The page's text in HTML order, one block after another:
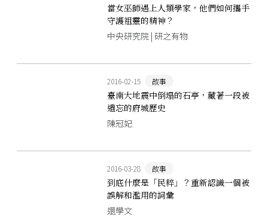
當女巫師遇上人類學家，他們如何攜手
守護祖靈的精神？
中央研究院 | 研之有物
2016-02-15 故事
臺南大地震中倒塌的石亭，藏著一段被
遺忘的府城歷史
陳冠妃
2016-03-28 故事
到底什麼是「民粹」？重新認識一個被
誤解和濫用的詞彙
還學文